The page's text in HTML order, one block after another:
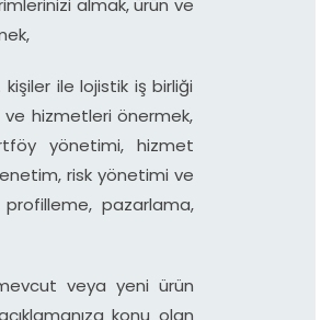
almak, ürün ve
ile lojistik iş birliği
ve hizmetleri önermek,
yönetimi, hizmet
risk yönetimi ve
pazarlama,
veya yeni ürün
konu olan